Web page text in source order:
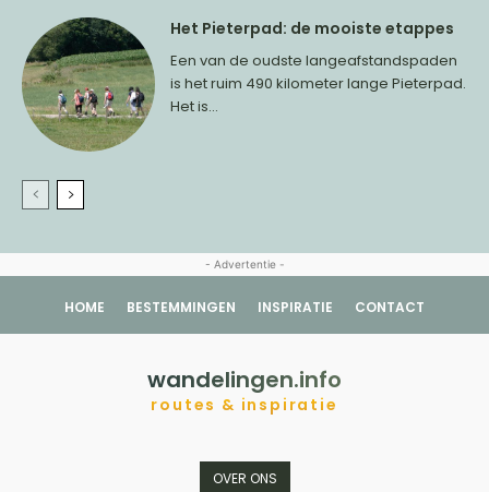
Het Pieterpad: de mooiste etappes
Een van de oudste langeafstandspaden
is het ruim 490 kilometer lange Pieterpad.
Het is...
- Advertentie -
HOME BESTEMMINGEN INSPIRATIE CONTACT
wandelingen.info
routes & inspiratie
OVER ONS